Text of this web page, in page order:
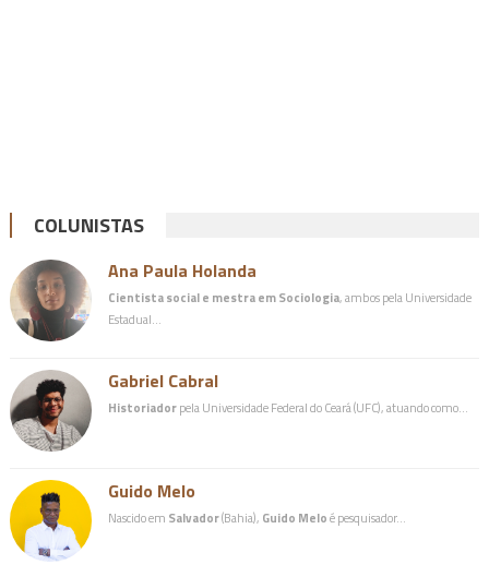
COLUNISTAS
Ana Paula Holanda
Cientista social e mestra em Sociologia, ambos pela Universidade
Estadual…
Gabriel Cabral
Historiadorpela Universidade Federal do Ceará (UFC), atuando como…
Guido Melo
Nascido em Salvador(Bahia), Guido Meloé pesquisador…